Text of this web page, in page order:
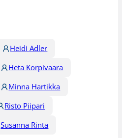
Heidi Adler
Heta Korpivaara
Minna Hartikka
Risto Piipari
Susanna Rinta